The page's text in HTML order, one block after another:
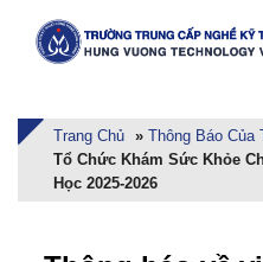
Trang Chủ » Thông Báo Của
Tổ Chức Khám Sức Khỏe
Học 2025-2026